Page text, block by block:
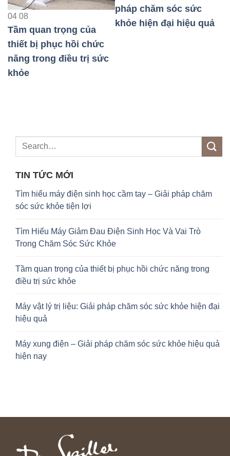
04 08
Tầm quan trọng của
thiết bị phục hồi chức
năng trong điều trị sức
khỏe
pháp chăm sóc sức
khỏe hiện đại hiệu quả
TIN TỨC MỚI
Tìm hiểu máy điện sinh học cầm tay – Giải pháp chăm
sóc sức khỏe tiện lợi
Tìm Hiểu Máy Giảm Đau Điện Sinh Học Và Vai Trò
Trong Chăm Sóc Sức Khỏe
Tầm quan trọng của thiết bị phục hồi chức năng trong
điều trị sức khỏe
Máy vật lý trị liệu: Giải pháp chăm sóc sức khỏe hiện đại
hiệu quả
Máy xung điện – Giải pháp chăm sóc sức khỏe hiệu quả
hiện nay